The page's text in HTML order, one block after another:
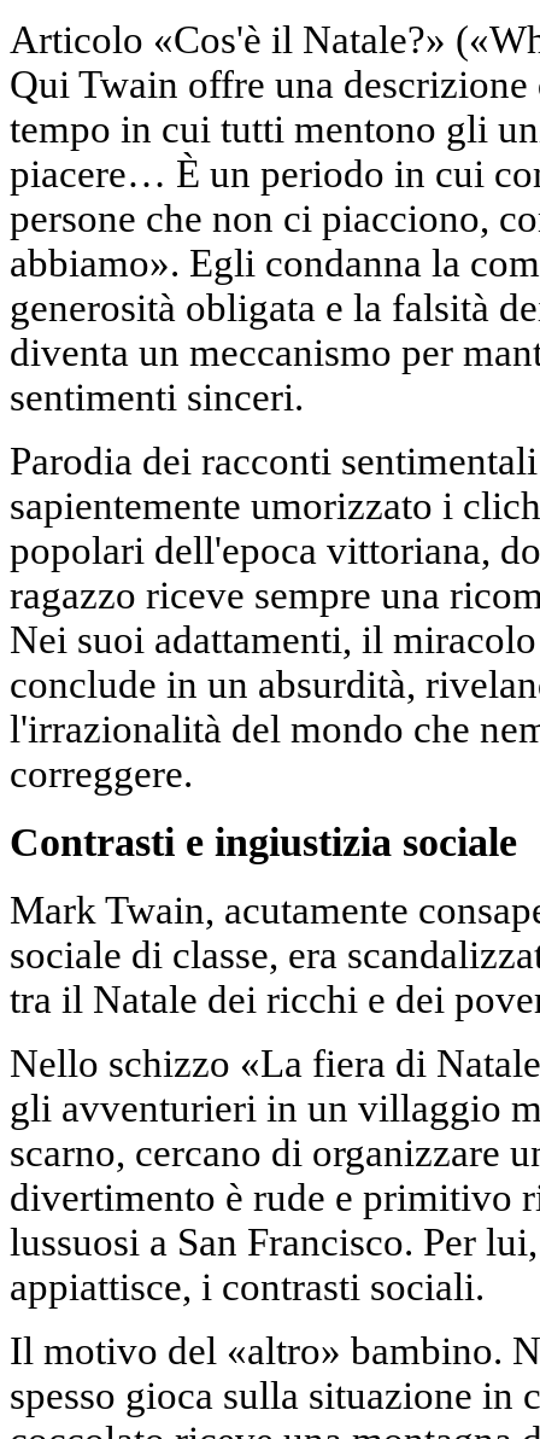
Articolo «Cos'è il Natale?»
Qui Twain offre una
tempo in cui tutti mentono gli
piacere… È un periodo in cui
persone che non ci piacciono,
abbiamo». Egli condanna la
generosità obligata e la falsità
diventa un meccanismo per
sentimenti sinceri.
Parodia dei racconti
sapientemente umorizzato i
popolari dell'epoca vittoriana,
ragazzo riceve sempre una
Nei suoi adattamenti, il
conclude in un absurdità,
l'irrazionalità del mondo che
correggere.
Contrasti e ingiustizia sociale
Mark Twain, acutamente
sociale di classe, era
tra il Natale dei ricchi e dei
Nello schizzo «La fiera di
gli avventurieri in un villaggio
scarno, cercano di organizzare
divertimento è rude e primitivo
lussuosi a San Francisco. Per
appiattisce, i contrasti sociali.
Il motivo del «altro» bambino.
spesso gioca sulla situazione in